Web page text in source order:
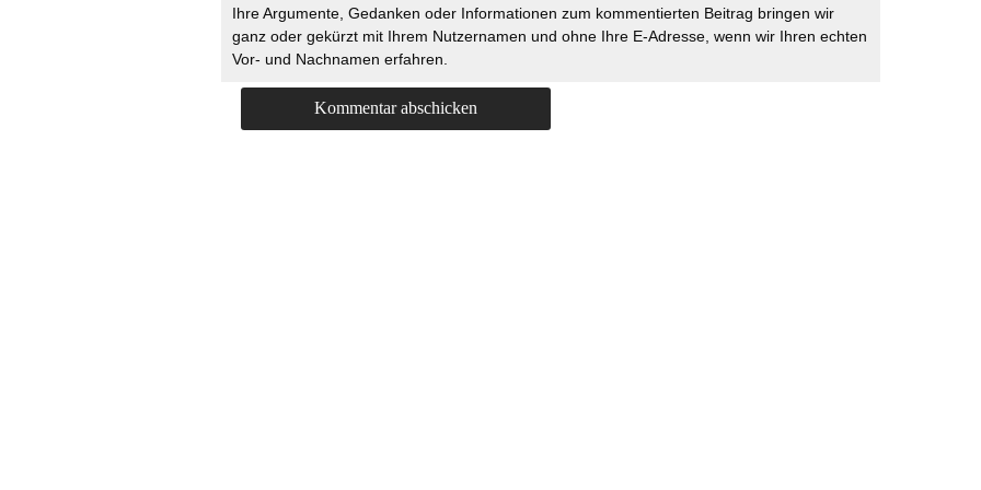
Ihre Argumente, Gedanken oder Informationen zum kommentierten Beitrag bringen wir
ganz oder gekürzt mit Ihrem Nutzernamen und ohne Ihre E-Adresse, wenn wir Ihren echten
Vor- und Nachnamen erfahren.